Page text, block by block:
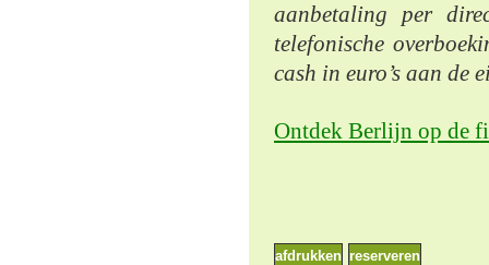
aanbetaling per
telefonische
cash in euro’s aan de
Ontdek Berlijn op de